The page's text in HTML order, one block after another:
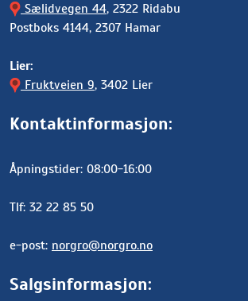
Sælidvegen 44, 2322 Ridabu
Postboks 4144, 2307 Hamar
Lier:
Fruktveien 9, 3402 Lier
Kontaktinformasjon:
Åpningstider: 08:00-16:00
Tlf: 32 22 85 50
e-post: norgro@norgro.no
Salgsinformasjon: